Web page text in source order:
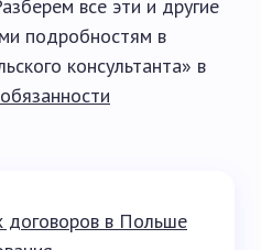
все эти и другие
подробностям в
консультанта» в
договоров в Польше